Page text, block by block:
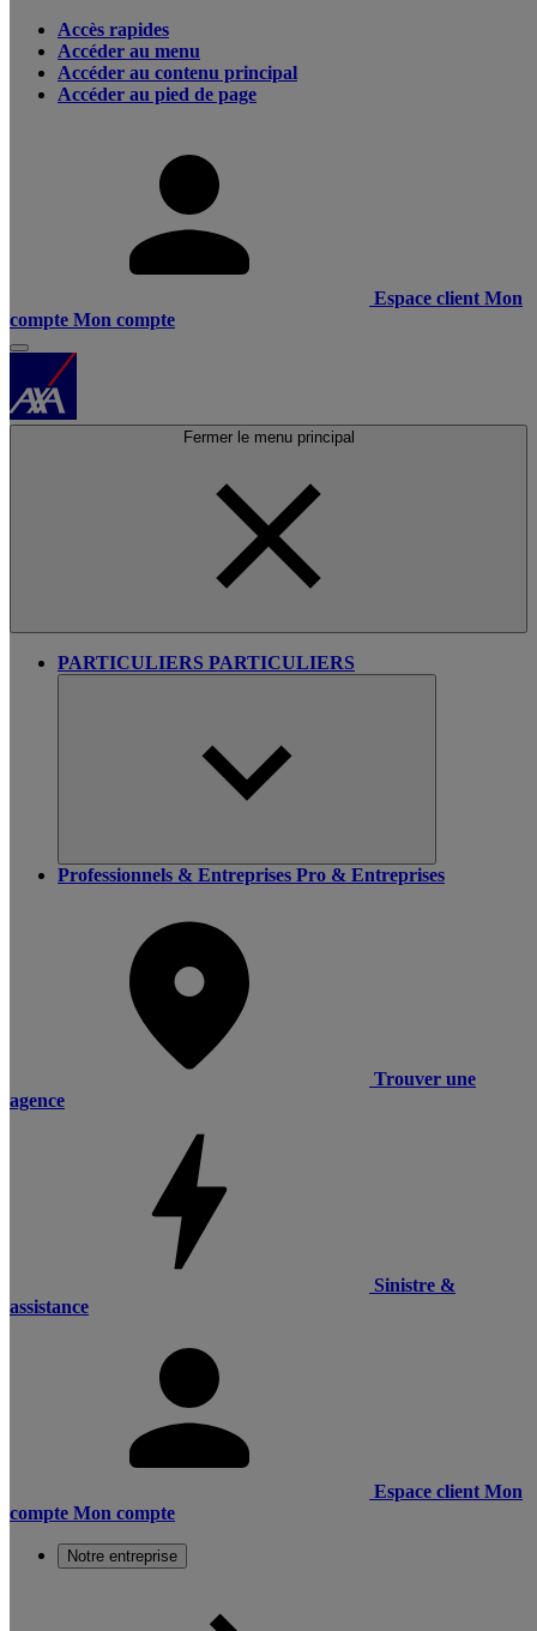
Accès rapides
Accéder au menu
Accéder au contenu principal
Accéder au pied de page
Espace client Mon
compte Mon compte
Fermer le menu principal
PARTICULIERS PARTICULIERS
Professionnels & Entreprises Pro & Entreprises
Trouver une
agence
Sinistre &
assistance
Espace client Mon
compte Mon compte
Notre entreprise